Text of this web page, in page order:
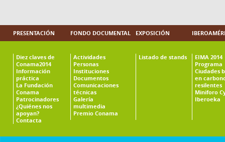
PRESENTACIÓN
Diez claves de
Conama2014
Información
práctica
La Fundación
Conama
Patrocinadores
¿Quiénes nos
apoyan?
Contacta
FONDO DOCUMENTAL
Actividades
Personas
Instituciones
Documentos
Comunicaciones
técnicas
Galería
multimedia
Premio Conama
EXPOSICIÓN
Listado de stands
EIMA 2014
Programa
Ciudades
en
resilentes
Miniforo
Iberoeka